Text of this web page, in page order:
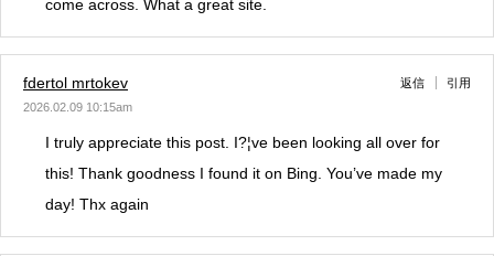
come across. What a great site.
fdertol mrtokev
2026.02.09 10:15am
返信 引用
I truly appreciate this post. I?¦ve been looking all over for
this! Thank goodness I found it on Bing. You’ve made my
day! Thx again